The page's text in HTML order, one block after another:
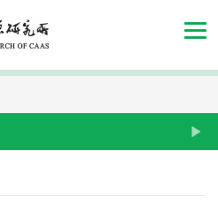
首
织